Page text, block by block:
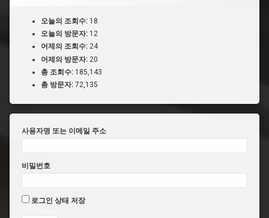
오늘의 조회수: 18
오늘의 방문자: 12
어제의 조회수: 24
어제의 방문자: 20
총 조회수: 185,143
총 방문자: 72,135
사용자명 또는 이메일 주소
비밀번호
로그인 상태 저장